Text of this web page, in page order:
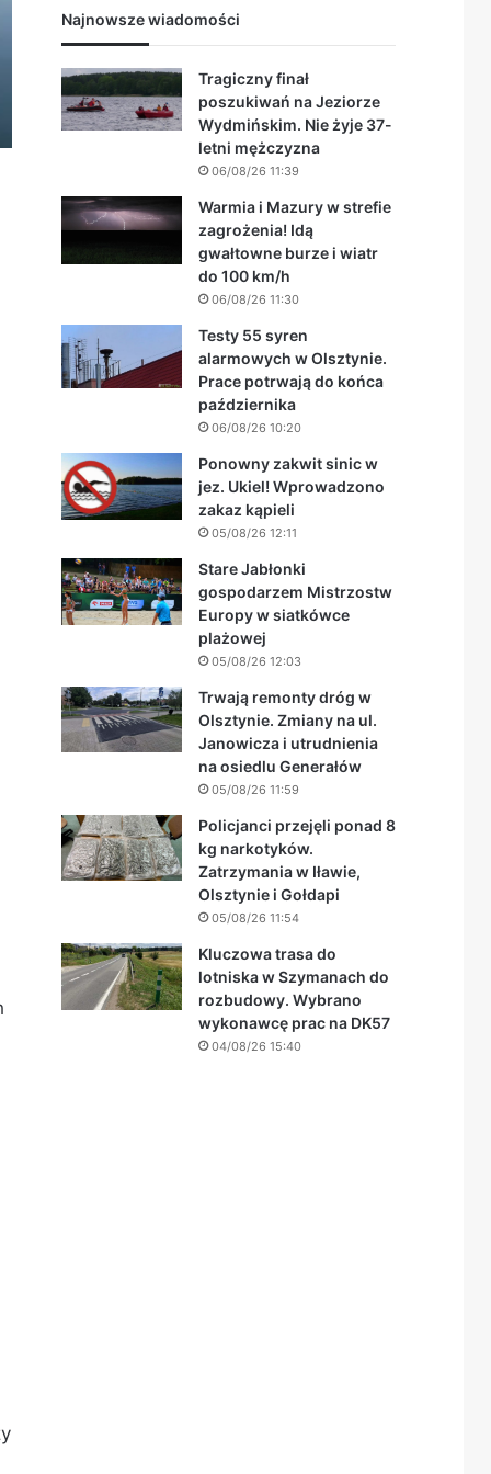
Najnowsze wiadomości
Tragiczny finał
poszukiwań na Jeziorze
Wydmińskim. Nie żyje 37-
letni mężczyzna
06/08/26 11:39
Warmia i Mazury w strefie
zagrożenia! Idą
gwałtowne burze i wiatr
do 100 km/h
06/08/26 11:30
Testy 55 syren
alarmowych w Olsztynie.
Prace potrwają do końca
października
06/08/26 10:20
Ponowny zakwit sinic w
jez. Ukiel! Wprowadzono
zakaz kąpieli
05/08/26 12:11
Stare Jabłonki
gospodarzem Mistrzostw
Europy w siatkówce
plażowej
05/08/26 12:03
Trwają remonty dróg w
Olsztynie. Zmiany na ul.
Janowicza i utrudnienia
na osiedlu Generałów
05/08/26 11:59
Policjanci przejęli ponad 8
kg narkotyków.
Zatrzymania w Iławie,
Olsztynie i Gołdapi
05/08/26 11:54
Kluczowa trasa do
lotniska w Szymanach do
rozbudowy. Wybrano
wykonawcę prac na DK57
04/08/26 15:40